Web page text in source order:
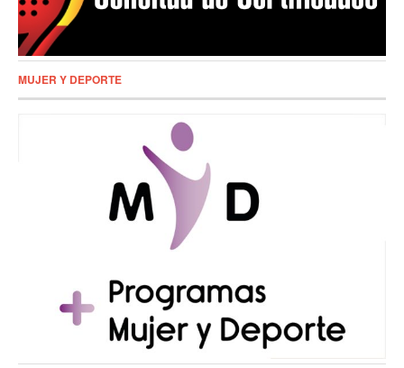
MUJER Y DEPORTE